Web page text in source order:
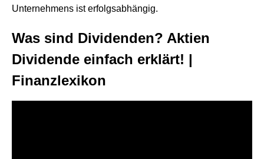
Unternehmens ist erfolgsabhängig.
Was sind Dividenden? Aktien
Dividende einfach erklärt! |
Finanzlexikon